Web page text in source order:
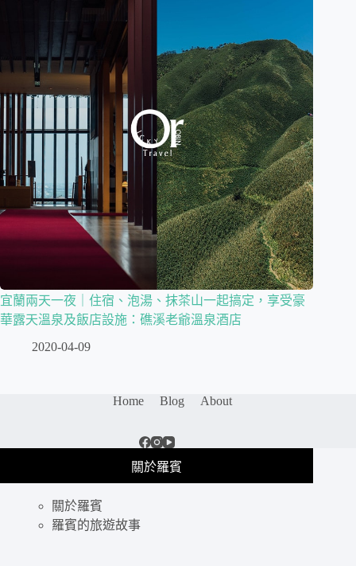
宜蘭兩天一夜｜住宿、泡湯、抹茶山一起搞定，享受豪
華露天溫泉及飯店設施：礁溪老爺溫泉酒店
2020-04-09
Home Blog About
關於羅賓
關於羅賓
羅賓的旅遊故事